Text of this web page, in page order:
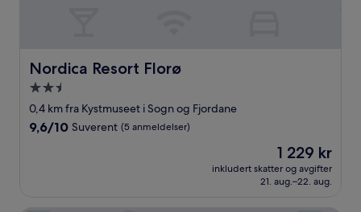
Nordica Resort Florø
Nordica Resort Florø
Overnattingssted
med
2.5
0,4 km fra Kystmuseet i Sogn og Fjordane
9.6
9,6/10 Suverent (5 anmeldelser)
Prisen
er
1 229 kr
1 229 kr
inkludert skatter og avgifter
21. aug.–22. aug.